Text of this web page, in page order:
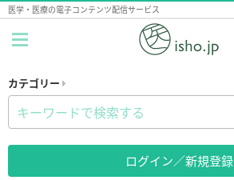
医学・医療の電子コンテンツ配信サービス
カテゴリー
ログイン／新規登録